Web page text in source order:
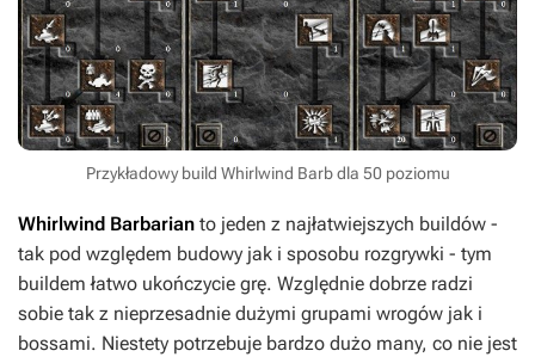
Przykładowy build Whirlwind Barb dla 50 poziomu
Whirlwind Barbarian to jeden z najłatwiejszych buildów -
tak pod względem budowy jak i sposobu rozgrywki - tym
buildem łatwo ukończycie grę. Względnie dobrze radzi
sobie tak z nieprzesadnie dużymi grupami wrogów jak i
bossami. Niestety potrzebuje bardzo dużo many, co nie jest